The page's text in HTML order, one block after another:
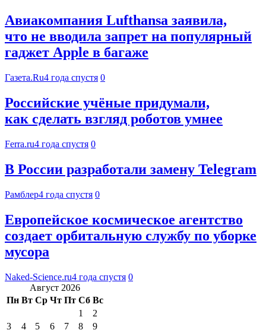
Авиакомпания Lufthansa заявила,
что не вводила запрет на популярный
гаджет Apple в багаже
Газета.Ru4 года спустя 0
Российские учёные придумали,
как сделать взгляд роботов умнее
Ferra.ru4 года спустя 0
В России разработали замену Telegram
Рамблер4 года спустя 0
Европейское космическое агентство
создает орбитальную службу по уборке
мусора
Naked-Science.ru4 года спустя 0
Август 2026
Пн Вт Ср Чт Пт Сб Вс
1
2
3
4 5 6 7 8
9